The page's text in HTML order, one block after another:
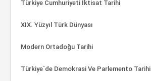
Türkiye Cumhuriyeti İktisat Tarihi
XIX. Yüzyıl Türk Dünyası
Modern Ortadoğu Tarihi
Türkiye´de Demokrasi Ve Parlemento Tarihi